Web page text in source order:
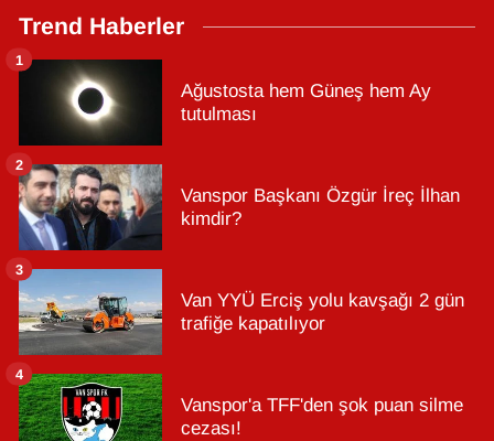
Trend Haberler
Ağustosta hem Güneş hem Ay
tutulması
1
Vanspor Başkanı Özgür İreç İlhan
kimdir?
2
Van YYÜ Erciş yolu kavşağı 2 gün
trafiğe kapatılıyor
3
Vanspor'a TFF'den şok puan silme
cezası!
4